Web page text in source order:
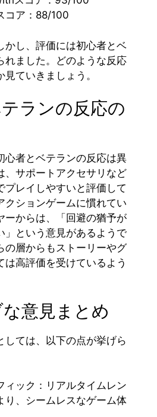
コア：88/100
かし、評価には初心者とベ
れました。どのような反応
ていきましょう。
ランの反応の
心者とベテランの反応は異
、サポートアクセサリなど
プレイしやすいと評価して
クションゲームに慣れてい
ーからは、「回避の猶予が
」という意見があるようで
の層からもストーリーやグ
は高評価を受けているよう
意見まとめ
しては、以下の点が挙げら
ィック：リアルタイムレン
り、シームレスなゲーム体